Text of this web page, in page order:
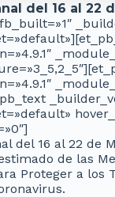
del 16 al 22
del 16 al 22 de
de las
Proteger a los